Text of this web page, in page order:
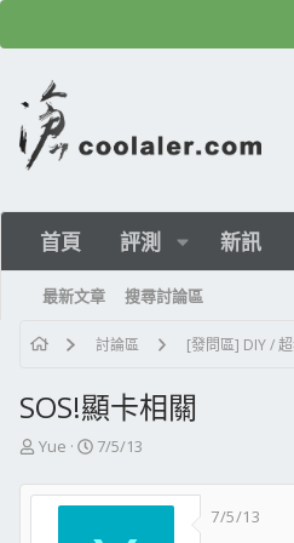
首頁 評測 新訊
最新文章 搜尋討論區
討論區 [發問區] DIY /
SOS!顯卡相關
主
發
Yue
開
日
7/5/13
7/5/13